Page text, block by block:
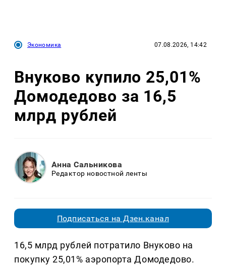
Экономика 07.08.2026, 14:42
Внуково купило 25,01%
Домодедово за 16,5
млрд рублей
Анна Сальникова
Редактор новостной ленты
Подписаться на Дзен.канал
16,5 млрд рублей потратило Внуково на
покупку 25,01% аэропорта Домодедово.